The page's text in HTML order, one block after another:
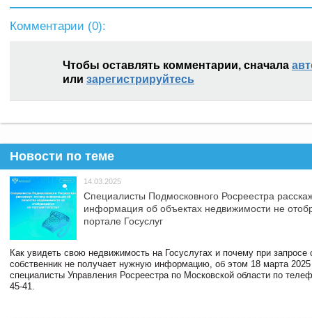
Комментарии (0):
Чтобы оставлять комментарии, сначала
или зарегистрируйтесь
Новости по теме
14.03.2025
Специалисты Подмосковного Росреестра
информация об объектах недвижимости не
портале Госуслуг
Как увидеть свою недвижимость на Госуслугах и почему при запросе
собственник не получает нужную информацию, об этом 18 марта 2025
специалисты Управления Росреестра по Московской области по
45-41.